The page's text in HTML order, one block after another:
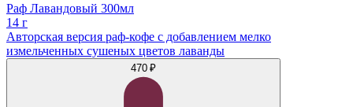
Раф Лавандовый 300мл
14 г
Авторская версия раф-кофе с добавлением мелко
измельченных сушеных цветов лаванды
470 ₽